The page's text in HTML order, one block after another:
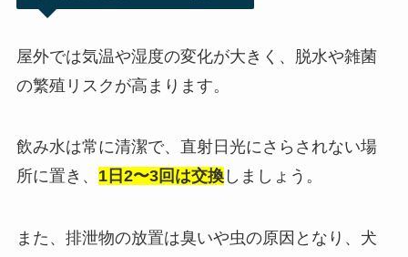
屋外では気温や湿度の変化が大きく、脱水や雑菌
の繁殖リスクが高まります。
飲み水は常に清潔で、直射日光にさらされない場
所に置き、 1日2〜3回は交換しましょう。
また、排泄物の放置は臭いや虫の原因となり、犬